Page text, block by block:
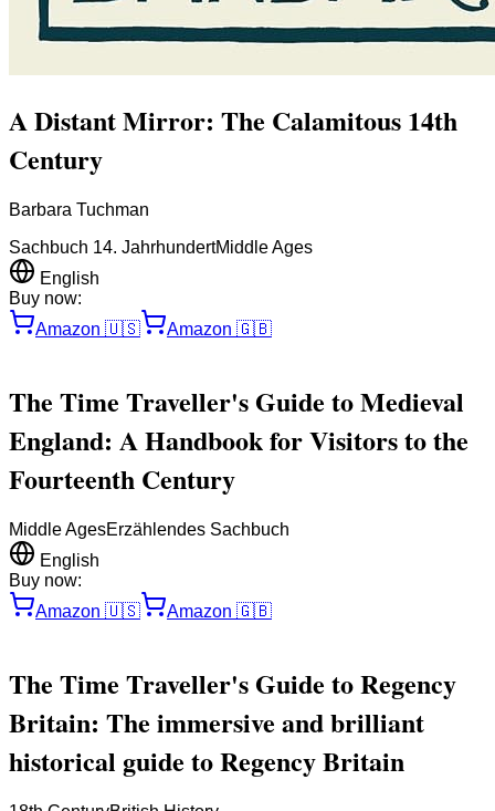
A Distant Mirror: The Calamitous 14th
Century
Barbara Tuchman
Sachbuch 14. JahrhundertMiddle Ages
English
Buy now:
Amazon 🇺🇸 Amazon 🇬🇧
The Time Traveller's Guide to Medieval
England: A Handbook for Visitors to the
Fourteenth Century
Middle AgesErzählendes Sachbuch
English
Buy now:
Amazon 🇺🇸 Amazon 🇬🇧
The Time Traveller's Guide to Regency
Britain: The immersive and brilliant
historical guide to Regency Britain